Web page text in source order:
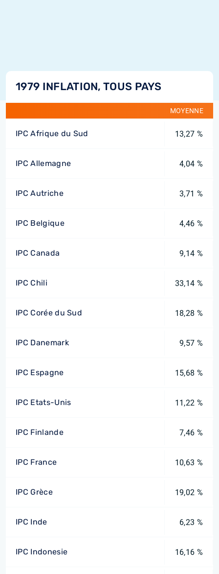
1979 INFLATION, TOUS PAYS
MOYENNE
IPC Afrique du Sud 13,27 %
IPC Allemagne 4,04 %
IPC Autriche 3,71 %
IPC Belgique 4,46 %
IPC Canada 9,14 %
IPC Chili 33,14 %
IPC Corée du Sud 18,28 %
IPC Danemark 9,57 %
IPC Espagne 15,68 %
IPC Etats-Unis 11,22 %
IPC Finlande 7,46 %
IPC France 10,63 %
IPC Grèce 19,02 %
IPC Inde 6,23 %
IPC Indonesie 16,16 %